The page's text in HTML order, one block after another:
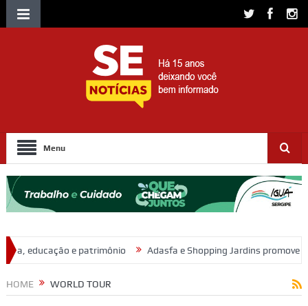
Menu
Adasfa e Shopping Jardins promovem ação de adoção
HOME WORLD TOUR